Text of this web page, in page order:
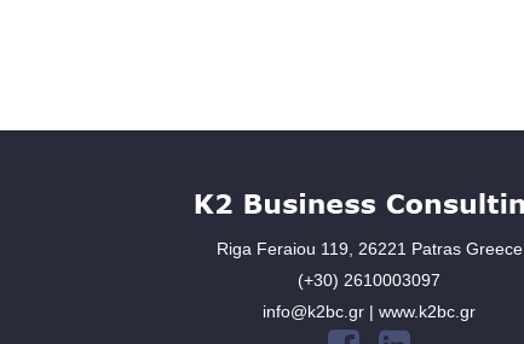
Riga Feraiou 119, 26221 Patras Greece
(+30) 2610003097
info@k2bc.gr | www.k2bc.gr